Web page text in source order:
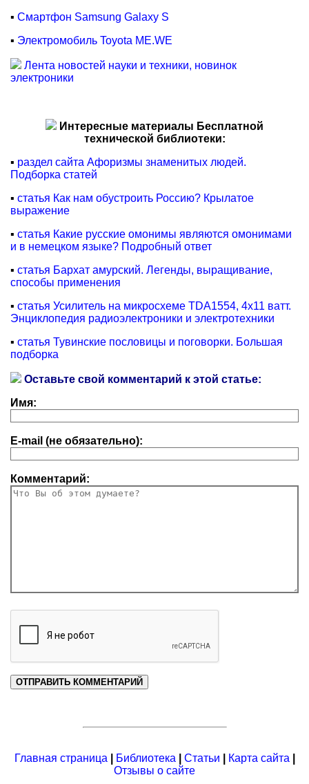
▪ Смартфон Samsung Galaxy S
▪ Электромобиль Toyota ME.WE
Лента новостей науки и техники, новинок
электроники
Интересные материалы Бесплатной
технической библиотеки:
▪ раздел сайта Афоризмы знаменитых людей.
Подборка статей
▪ статья Как нам обустроить Россию? Крылатое
выражение
▪ статья Какие русские омонимы являются омонимами
и в немецком языке? Подробный ответ
▪ статья Бархат амурский. Легенды, выращивание,
способы применения
▪ статья Усилитель на микросхеме TDA1554, 4х11 ватт.
Энциклопедия радиоэлектроники и электротехники
▪ статья Тувинские пословицы и поговорки. Большая
подборка
Оставьте свой комментарий к этой статье:
Имя:
E-mail (не обязательно):
Комментарий:
Главная страница Библиотека Статьи Карта сайта
Отзывы о сайте